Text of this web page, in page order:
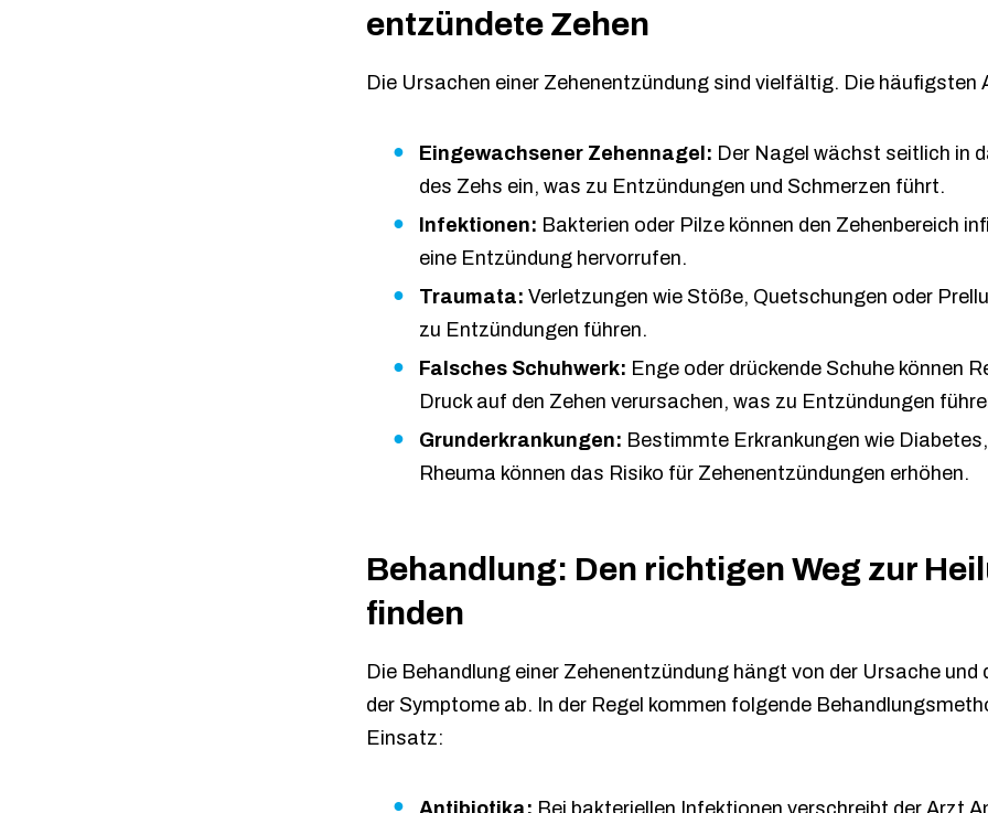
entzündete Zehen
Die Ursachen einer Zehenentzündung sind vielfältig. Die häufigsten
Eingewachsener Zehennagel: Der Nagel wächst seitlich in
des Zehs ein, was zu Entzündungen und Schmerzen führt.
Infektionen: Bakterien oder Pilze können den Zehenbereich
eine Entzündung hervorrufen.
Traumata: Verletzungen wie Stöße, Quetschungen oder
zu Entzündungen führen.
Falsches Schuhwerk: Enge oder drückende Schuhe können
Druck auf den Zehen verursachen, was zu Entzündungen
Grunderkrankungen: Bestimmte Erkrankungen wie
Rheuma können das Risiko für Zehenentzündungen erhöhen.
Behandlung: Den richtigen Weg zur
finden
Die Behandlung einer Zehenentzündung hängt von der Ursache und
der Symptome ab. In der Regel kommen folgende
Einsatz:
Antibiotika: Bei bakteriellen Infektionen verschreibt der Arzt